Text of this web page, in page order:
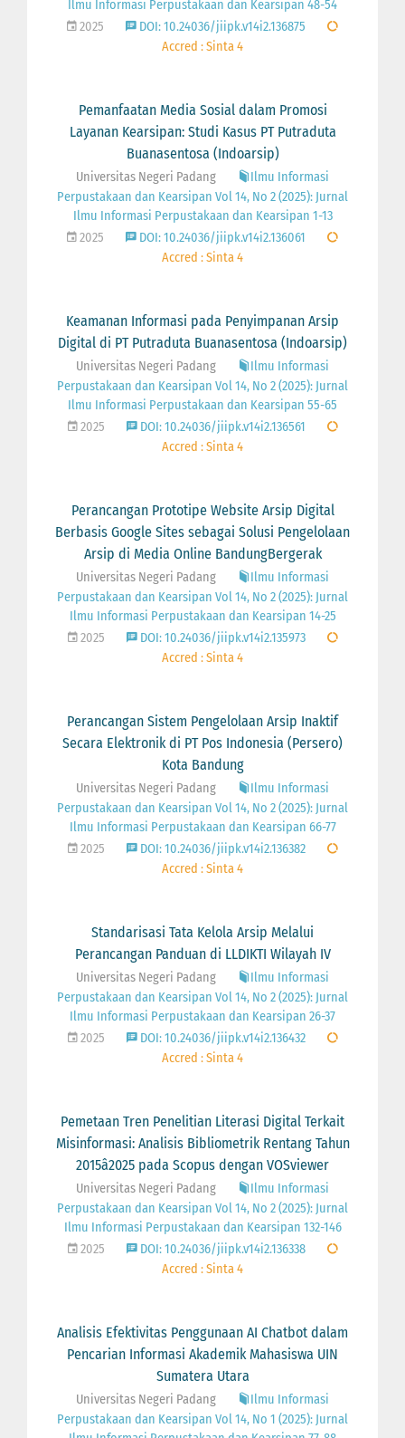
Ilmu Informasi Perpustakaan dan Kearsipan 48-54
2025
DOI: 10.24036/jiipk.v14i2.136875
Accred : Sinta 4
Pemanfaatan Media Sosial dalam Promosi
Layanan Kearsipan: Studi Kasus PT Putraduta
Buanasentosa (Indoarsip)
Universitas Negeri Padang
Ilmu Informasi
Perpustakaan dan Kearsipan Vol 14, No 2 (2025): Jurnal
Ilmu Informasi Perpustakaan dan Kearsipan 1-13
2025
DOI: 10.24036/jiipk.v14i2.136061
Accred : Sinta 4
Keamanan Informasi pada Penyimpanan Arsip
Digital di PT Putraduta Buanasentosa (Indoarsip)
Universitas Negeri Padang
Ilmu Informasi
Perpustakaan dan Kearsipan Vol 14, No 2 (2025): Jurnal
Ilmu Informasi Perpustakaan dan Kearsipan 55-65
2025
DOI: 10.24036/jiipk.v14i2.136561
Accred : Sinta 4
Perancangan Prototipe Website Arsip Digital
Berbasis Google Sites sebagai Solusi Pengelolaan
Arsip di Media Online BandungBergerak
Universitas Negeri Padang
Ilmu Informasi
Perpustakaan dan Kearsipan Vol 14, No 2 (2025): Jurnal
Ilmu Informasi Perpustakaan dan Kearsipan 14-25
2025
DOI: 10.24036/jiipk.v14i2.135973
Accred : Sinta 4
Perancangan Sistem Pengelolaan Arsip Inaktif
Secara Elektronik di PT Pos Indonesia (Persero)
Kota Bandung
Universitas Negeri Padang
Ilmu Informasi
Perpustakaan dan Kearsipan Vol 14, No 2 (2025): Jurnal
Ilmu Informasi Perpustakaan dan Kearsipan 66-77
2025
DOI: 10.24036/jiipk.v14i2.136382
Accred : Sinta 4
Standarisasi Tata Kelola Arsip Melalui
Perancangan Panduan di LLDIKTI Wilayah IV
Universitas Negeri Padang
Ilmu Informasi
Perpustakaan dan Kearsipan Vol 14, No 2 (2025): Jurnal
Ilmu Informasi Perpustakaan dan Kearsipan 26-37
2025
DOI: 10.24036/jiipk.v14i2.136432
Accred : Sinta 4
Pemetaan Tren Penelitian Literasi Digital Terkait
Misinformasi: Analisis Bibliometrik Rentang Tahun
2015â2025 pada Scopus dengan VOSviewer
Universitas Negeri Padang
Ilmu Informasi
Perpustakaan dan Kearsipan Vol 14, No 2 (2025): Jurnal
Ilmu Informasi Perpustakaan dan Kearsipan 132-146
2025
DOI: 10.24036/jiipk.v14i2.136338
Accred : Sinta 4
Analisis Efektivitas Penggunaan AI Chatbot dalam
Pencarian Informasi Akademik Mahasiswa UIN
Sumatera Utara
Universitas Negeri Padang
Ilmu Informasi
Perpustakaan dan Kearsipan Vol 14, No 1 (2025): Jurnal